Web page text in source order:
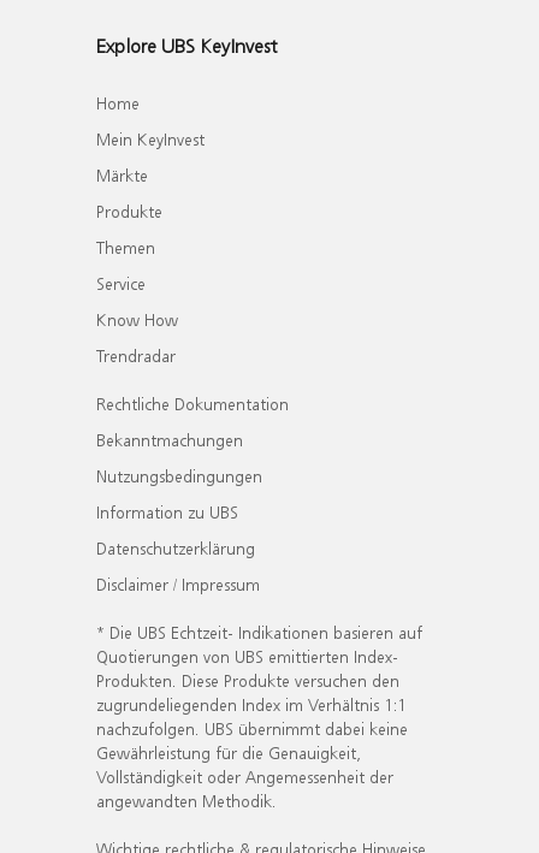
Explore UBS KeyInvest
Home
Mein KeyInvest
Märkte
Produkte
Themen
Service
Know How
Trendradar
Rechtliche Dokumentation
Bekanntmachungen
Nutzungsbedingungen
Information zu UBS
Datenschutzerklärung
Disclaimer / Impressum
* Die UBS Echtzeit- Indikationen basieren auf
Quotierungen von UBS emittierten Index-
Produkten. Diese Produkte versuchen den
zugrundeliegenden Index im Verhältnis 1:1
nachzufolgen. UBS übernimmt dabei keine
Gewährleistung für die Genauigkeit,
Vollständigkeit oder Angemessenheit der
angewandten Methodik.